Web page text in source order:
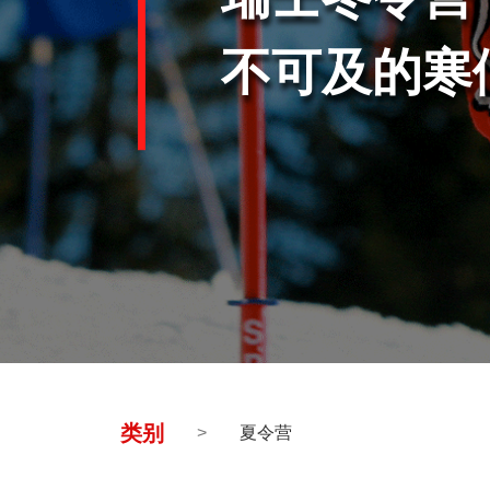
不可及的寒
类别 > 夏令营